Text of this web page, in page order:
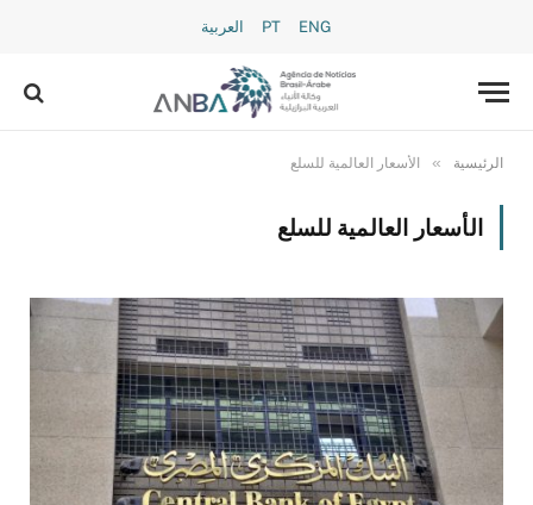
PT ENG العربية
الرئيسية » الأسعار العالمية للسلع
الأسعار العالمية للسلع